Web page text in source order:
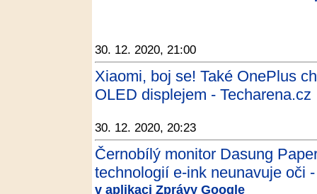
30. 12. 2020, 21:00
Xiaomi, boj se! Také OnePlus
OLED displejem - Techarena.cz
30. 12. 2020, 20:23
Černobílý monitor Dasung
technologií e-ink neunavuje oči
v aplikaci Zprávy Google